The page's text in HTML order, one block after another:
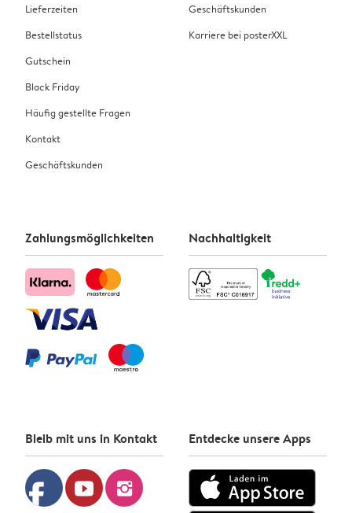
Lieferzeiten
Bestellstatus
Gutschein
Black Friday
Häufig gestellte Fragen
Kontakt
Geschäftskunden
Geschäftskunden
Karriere bei posterXXL
Zahlungsmöglichkeiten Nachhaltigkeit
Bleib mit uns in Kontakt
facebook youtube instagram
Entdecke unsere Apps